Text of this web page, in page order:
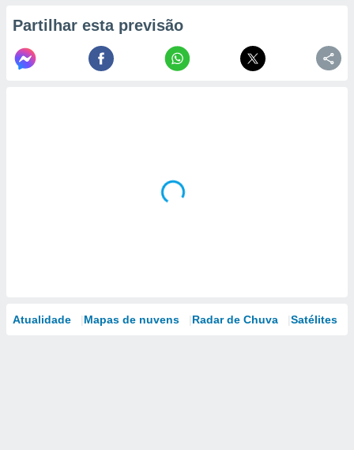
Partilhar esta previsão
Atualidade Mapas de nuvens Radar de Chuva Satélites